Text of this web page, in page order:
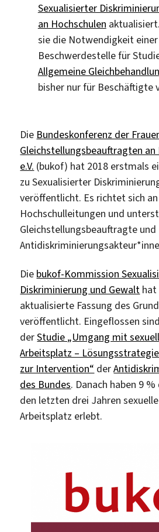
Sexualisierter
an Hochschulen
sie die Notwendigkeit einer
Beschwerdestelle für
Allgemeine
bisher nur für Beschäftigte
Die Bundeskonferenz der
Gleichstellungsbeauftragten an
e.V. (bukof) hat 2018 erstmals
zu Sexualisierter
veröffentlicht. Es richtet sich an
Hochschulleitungen und
Gleichstellungsbeauftragte und
Die bukof-Kommission
Diskriminierung und Gewalt hat
aktualisierte Fassung des
veröffentlicht. Eingeflossen
derStudie „Umgang mit
Arbeitsplatz –
zur Intervention“ der
des Bundes. Danach haben 9
den letzten drei Jahren
Arbeitsplatz erlebt.